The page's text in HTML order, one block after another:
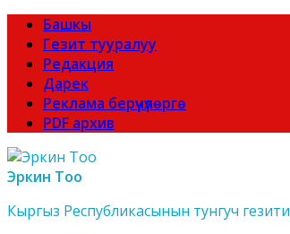
Башкы
Гезит тууралуу
Редакция
Дарек
Реклама берүүчүлөргө
PDF архив
Эркин Тоо
Кыргыз Республикасынын тунгуч гезити